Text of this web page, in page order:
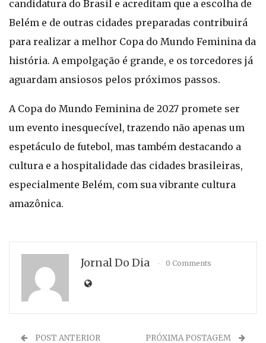
candidatura do Brasil e acreditam que a escolha de
Belém e de outras cidades preparadas contribuirá
para realizar a melhor Copa do Mundo Feminina da
história. A empolgação é grande, e os torcedores já
aguardam ansiosos pelos próximos passos.
A Copa do Mundo Feminina de 2027 promete ser
um evento inesquecível, trazendo não apenas um
espetáculo de futebol, mas também destacando a
cultura e a hospitalidade das cidades brasileiras,
especialmente Belém, com sua vibrante cultura
amazônica.
Jornal Do Dia 0 Comments
POST ANTERIOR PRÓXIMA POSTAGEM